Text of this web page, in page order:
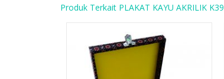
Produk Terkait PLAKAT KAYU AKRILIK K39